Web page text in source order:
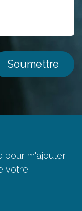
Soumettre
pour m'ajouter
votre